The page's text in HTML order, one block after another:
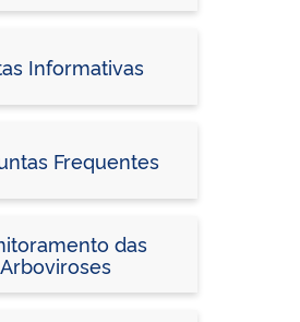
Informativas
Frequentes
das
Arboviroses